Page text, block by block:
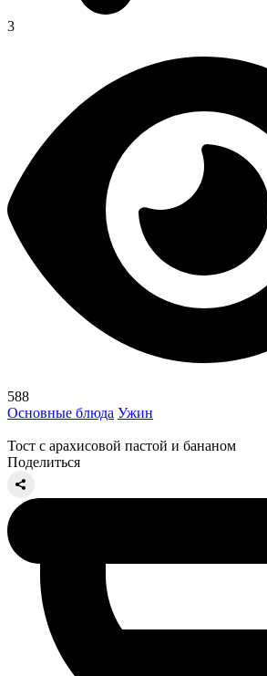
3
588
Основные блюда Ужин
Тост с арахисовой пастой и бананом
Поделиться